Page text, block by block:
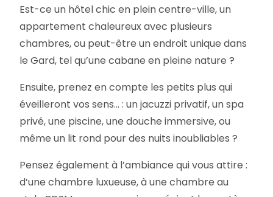
Est-ce un hôtel chic en plein centre-ville, un
appartement chaleureux avec plusieurs
chambres, ou peut-être un endroit unique dans
le Gard, tel qu’une cabane en pleine nature ?
Ensuite, prenez en compte les petits plus qui
éveilleront vos sens… : un jacuzzi privatif, un spa
privé, une piscine, une douche immersive, ou
même un lit rond pour des nuits inoubliables ?
Pensez également à l’ambiance qui vous attire :
d’une chambre luxueuse, à une chambre au